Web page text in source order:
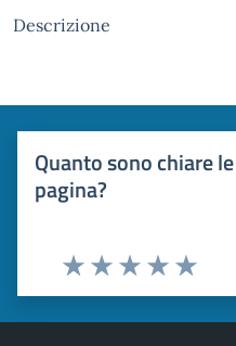
Descrizione
Quanto sono chiare
pagina?
Valuta
Valuta 4
Valuta 3 stelle
Valuta 2 stelle su 5
Valuta 1 stelle su 5